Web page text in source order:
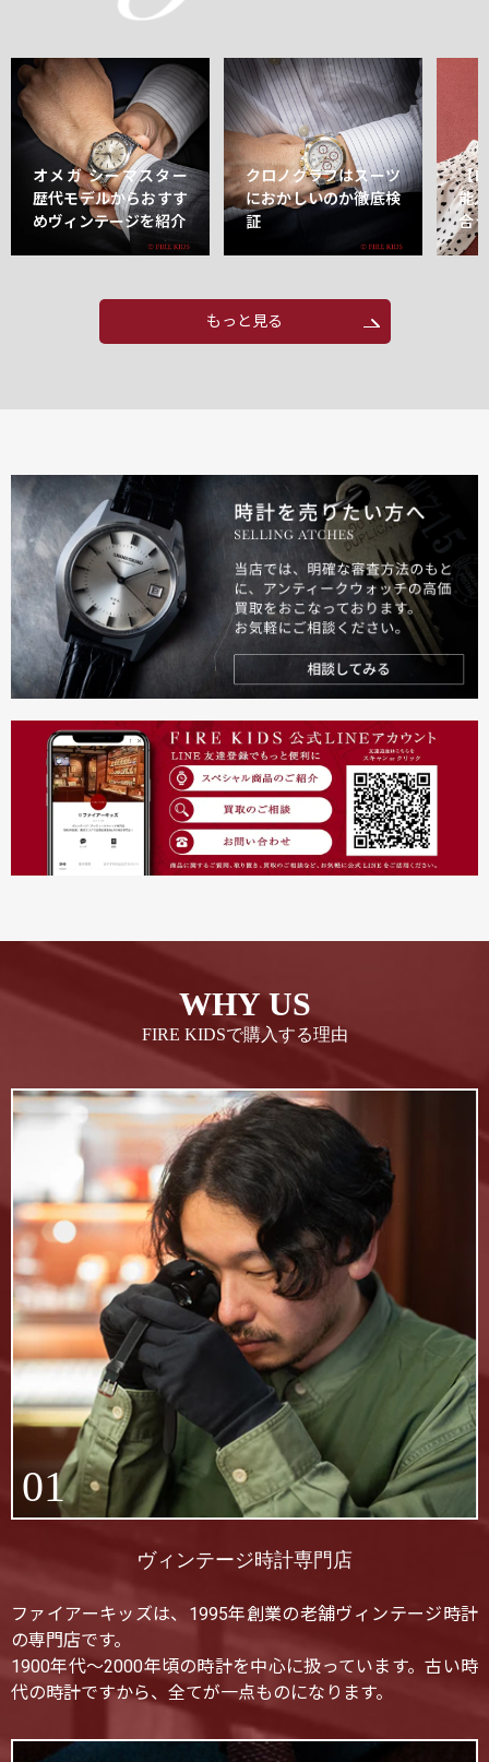
オメガ シーマスター
歴代モデルからおすす
めヴィンテージを紹介
クロノグラフはスーツ
におかしいのか徹底検
証
【
能
合
もっと見る
WHY US
FIRE KIDSで購入する理由
01
ヴィンテージ時計専門店
ファイアーキッズは、1995年創業の老舗ヴィンテージ時計
の専門店です。
1900年代〜2000年頃の時計を中心に扱っています。古い時
代の時計ですから、全てが一点ものになります。